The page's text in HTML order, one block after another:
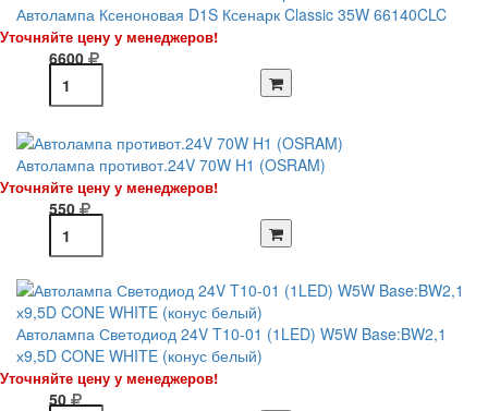
Автолампа Ксеноновая D1S Ксенарк Classic 35W 66140CLC
Уточняйте цену у менеджеров!
6600
Автолампа противот.24V 70W H1 (OSRAM)
Уточняйте цену у менеджеров!
550
Автолампа Светодиод 24V T10-01 (1LED) W5W Base:BW2,1
х9,5D CONE WHITE (конус белый)
Уточняйте цену у менеджеров!
50